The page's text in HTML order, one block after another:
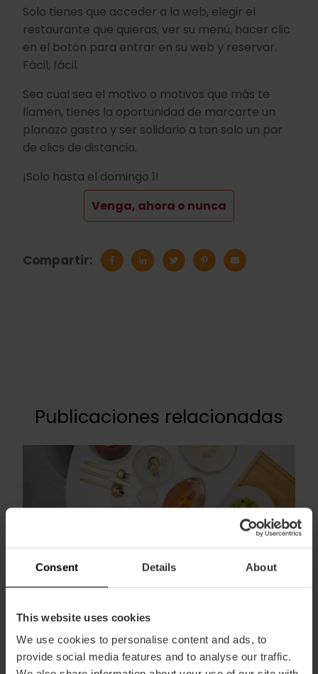
Consent Details About
This website uses cookies
We use cookies to personalise content and ads, to
provide social media features and to analyse our traffic.
Solo tienes que acceder a la web, elegir el
restaurante que quieras, ver su menú, hacer clic
en el botón para entrar en su web y reservar.
Fácil, fácil.
Sea cual sea el motivo o motivos que más te
llamen, tienes la oportunidad de marcarte un
planazo gastro y ser solidario a tan solo un par
de clics de distancia.
¡Solo hasta el domingo 1!
Venga, ahora o nunca
Compartir:
Publicaciones relacionadas
Nueva estrella y más premios para
los mejores esmorzarets de València
1 de diciembre 2023